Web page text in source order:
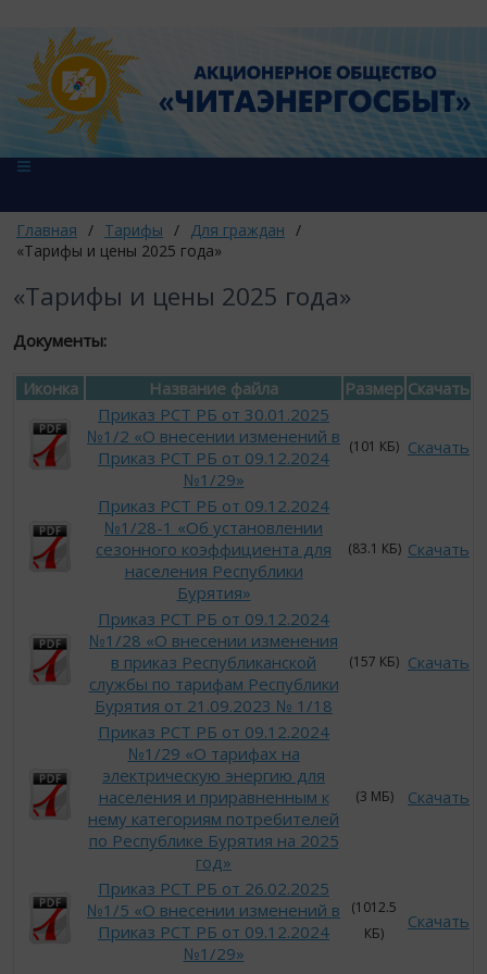
Главная / Тарифы / Для граждан /
«Тарифы и цены 2025 года»
«Тарифы и цены 2025 года»
Документы:
Иконка Название файла Размер Скачать
Приказ РСТ РБ от 30.01.2025
№1/2 «О внесении изменений в
Приказ РСТ РБ от 09.12.2024
№1/29»
(101 КБ) Скачать
Приказ РСТ РБ от 09.12.2024
№1/28-1 «Об установлении
сезонного коэффициента для
населения Республики
Бурятия»
(83.1 КБ) Скачать
Приказ РСТ РБ от 09.12.2024
№1/28 «О внесении изменения
в приказ Республиканской
службы по тарифам Республики
Бурятия от 21.09.2023 № 1/18
(157 КБ) Скачать
Приказ РСТ РБ от 09.12.2024
№1/29 «О тарифах на
электрическую энергию для
населения и приравненным к
нему категориям потребителей
по Республике Бурятия на 2025
год»
(3 МБ) Скачать
Приказ РСТ РБ от 26.02.2025
№1/5 «О внесении изменений в
Приказ РСТ РБ от 09.12.2024
№1/29»
(1012.5
КБ)
Скачать